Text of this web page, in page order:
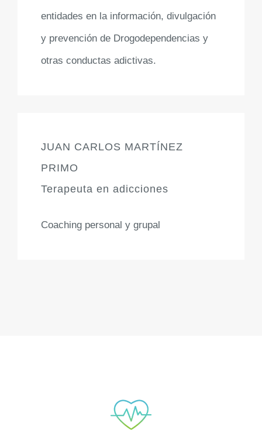
entidades en la información, divulgación
y prevención de Drogodependencias y
otras conductas adictivas.
JUAN CARLOS MARTÍNEZ
PRIMO
Terapeuta en adicciones
Coaching personal y grupal